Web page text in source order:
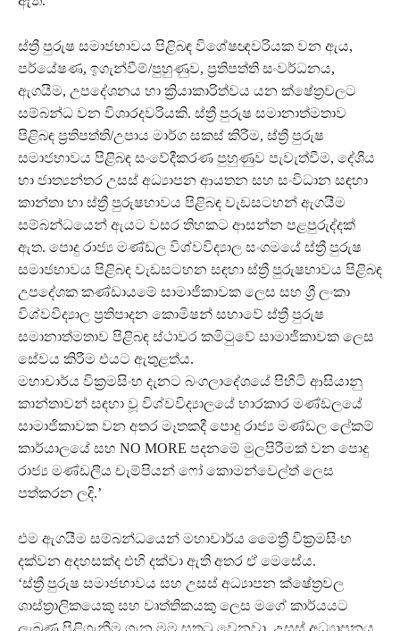
ස්ත්‍රී පුරුෂ සමාජභාවය පිළිබඳ විශේෂඥවරියක වන ඇය,
පර්යේෂණ, ඉගැන්වීම්/පුහුණුව, ප්‍රතිපත්ති සංවර්ධනය,
ඇගයීම, උපදේශනය හා ක්‍රියාකාරිත්වය යන ක්ෂේත්‍රවලට
සම්බන්ධ වන විශාරදවරියකි. ස්ත්‍රී පුරුෂ සමානාත්මතාව
පිළිබඳ ප්‍රතිපත්ති/උපාය මාර්ග සකස් කිරීම, ස්ත්‍රී පුරුෂ
සමාජභාවය පිළිබඳ සංවේදීකරණ පුහුණුව පැවැත්වීම, දේශීය
හා ජාත්‍යන්තර උසස් අධ්‍යාපන ආයතන සහ සංවිධාන සඳහා
කාන්තා හා ස්ත්‍රී පුරුෂභාවය පිළිබඳ වැඩසටහන් ඇගයීම
සම්බන්ධයෙන් ඇයට වසර තිහකට ආසන්න පළපුරුද්දක්
ඇත. පොදු රාජ්‍ය මණ්ඩල විශ්වවිද්‍යාල සංගමයේ ස්ත්‍රී පුරුෂ
සමාජභාවය පිළිබඳ වැඩසටහන සඳහා ස්ත්‍රී පුරුෂභාවය පිළිබඳ
උපදේශක කණ්ඩායමේ සාමාජිකාවක ලෙස සහ ශ්‍රී ලංකා
විශ්වවිද්‍යාල ප්‍රතිපාදන කොමිෂන් සභාවේ ස්ත්‍රී පුරුෂ
සමානාත්මතාව පිළිබඳ ස්ථාවර කමිටුවේ සාමාජිකාවක ලෙස
සේවය කිරීම එයට ඇතුළත්ය.
මහාචාර්ය වික්‍රමසිංහ දැනට බංගලාදේශයේ පිහිටි ආසියානු
කාන්තාවන් සඳහා වූ විශ්වවිද්‍යාලයේ භාරකාර මණ්ඩලයේ
සාමාජිකාවක වන අතර මෑතකදී පොදු රාජ්‍ය මණ්ඩල ලේකම්
කාර්යාලයේ සහ NO MORE පදනමේ මුලපිරීමක් වන පොදු
රාජ්‍ය මණ්ඩලීය චැම්පියන් ෆෝ කොමන්වෙල්ත් ලෙස
පත්කරන ලදි.’
එම ඇගයීම සම්බන්ධයෙන් මහාචාර්ය මෛත්‍රී වික්‍රමසිංහ
දක්වන අදහසක්ද එහි දක්වා ඇති අතර ඒ මෙසේය.
‘ස්ත්‍රී පුරුෂ සමාජභාවය සහ උසස් අධ්‍යාපන ක්ෂේත්‍රවල
ශාස්ත්‍රාලිකයෙකු සහ වෘත්තිකයකු ලෙස මගේ කාර්යයට
ලැබුණු පිළිගැනීම ගැන මම සතුටු වෙනවා. උසස් අධ්‍යාපනය